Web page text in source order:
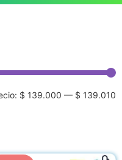
$ 139.000 — $ 139.010